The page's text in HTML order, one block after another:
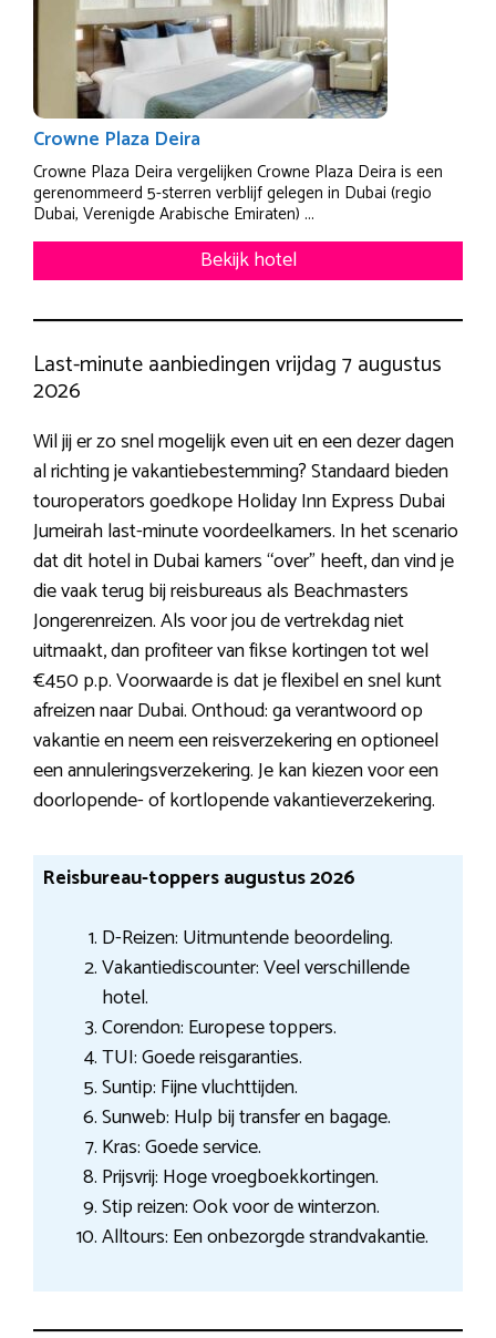
Crowne Plaza Deira
Crowne Plaza Deira vergelijken Crowne Plaza Deira is een
gerenommeerd 5-sterren verblijf gelegen in Dubai (regio
Dubai, Verenigde Arabische Emiraten) ...
Bekijk hotel
Last-minute aanbiedingen vrijdag 7 augustus
2026
Wil jij er zo snel mogelijk even uit en een dezer dagen
al richting je vakantiebestemming? Standaard bieden
touroperators goedkope Holiday Inn Express Dubai
Jumeirah last-minute voordeelkamers. In het scenario
dat dit hotel in Dubai kamers “over” heeft, dan vind je
die vaak terug bij reisbureaus als Beachmasters
Jongerenreizen. Als voor jou de vertrekdag niet
uitmaakt, dan profiteer van fikse kortingen tot wel
€450 p.p. Voorwaarde is dat je flexibel en snel kunt
afreizen naar Dubai. Onthoud: ga verantwoord op
vakantie en neem een reisverzekering en optioneel
een annuleringsverzekering. Je kan kiezen voor een
doorlopende- of kortlopende vakantieverzekering.
Reisbureau-toppers augustus 2026
D-Reizen: Uitmuntende beoordeling.
Vakantiediscounter: Veel verschillende
hotel.
Corendon: Europese toppers.
TUI: Goede reisgaranties.
Suntip: Fijne vluchttijden.
Sunweb: Hulp bij transfer en bagage.
Kras: Goede service.
Prijsvrij: Hoge vroegboekkortingen.
Stip reizen: Ook voor de winterzon.
Alltours: Een onbezorgde strandvakantie.